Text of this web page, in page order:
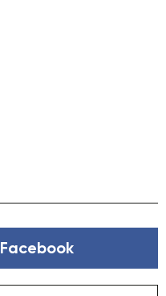
Facebook